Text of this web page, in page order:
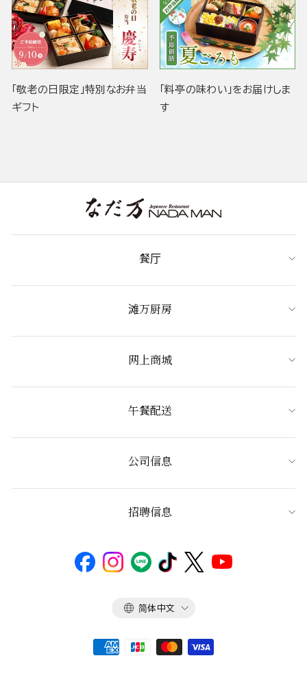
「敬老の日限定」特別なお弁当
ギフト
「料亭の味わい」をお届けしま
す
餐厅
滩万厨房
网上商城
午餐配送
公司信息
招聘信息
语
简体中文